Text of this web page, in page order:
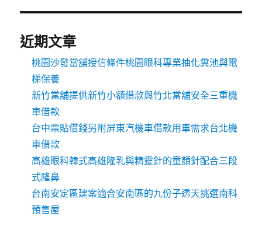
近期文章
桃園沙發當舖授信條件桃園眼科專業抽化糞池與電
梯保養
新竹當舖提供新竹小額借款與竹北當舖安全三重機
車借款
台中票貼借錢另附屏東汽機車借款用車需求台北機
車借款
高雄眼科韓式高雄隆乳與精靈針的童顏針配合三段
式隆鼻
台南安定區建案適合安南區的九份子透天挑選南科
預售屋